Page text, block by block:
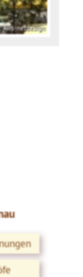
4ws-netdesign